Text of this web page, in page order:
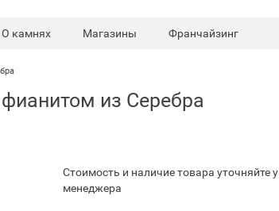
О камнях Магазины Франчайзинг
из Серебра
Стоимость и наличие товара уточняйте у
менеджера